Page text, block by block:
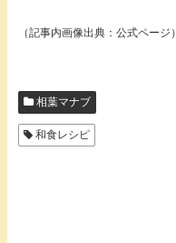
（記事内画像出典：公式ページ）
相葉マナブ
和食レシピ